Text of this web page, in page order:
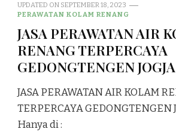
UPDATED ON SEPTEMBER 18, 2023
PERAWATAN KOLAM RENANG
JASA PERAWATAN AIR
RENANG TERPERCAYA
GEDONGTENGEN
JASA PERAWATAN AIR KOLAM
TERPERCAYA GEDONGTENGEN
Hanya di :